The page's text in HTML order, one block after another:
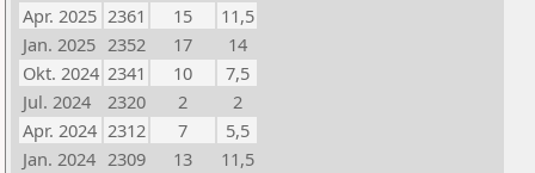
Apr. 2025 2361 15
11,5
Jan. 2025 2352 17
14
Okt. 2024 2341 10
7,5
Jul. 2024
2320 2
2
Apr. 2024 2312 7
5,5
Jan. 2024 2309 13
11,5